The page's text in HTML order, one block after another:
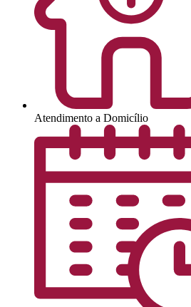
Atendimento a Domicílio